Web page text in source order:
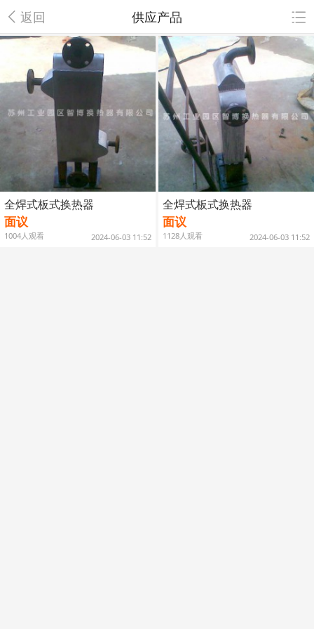
返回 供应产品
全焊式板式换热器
面议
1004人观看 2024-06-03 11:52
全焊式板式换热器
面议
1128人观看 2024-06-03 11:52